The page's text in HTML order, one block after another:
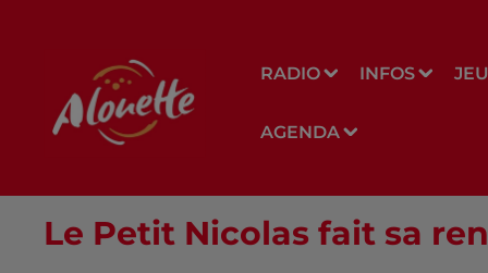
RADIO INFOS
AGENDA
Le Petit Nicolas fait sa